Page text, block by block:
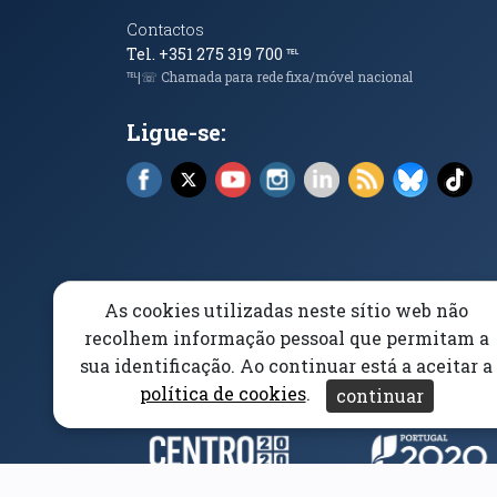
Contactos
Tel. +351 275 319 700 ℡
℡|☏ Chamada para rede fixa/móvel nacional
Ligue-se:
Facebook (abre em nova janela)
X (abre em nova janela)
YouTube (abre em nova janela)
Instagram (abre em nova
LinkedIn (abre em
RSS (abre em
Bluesky
Acessibilidade Aviso/Privacidade Proteção
Parceiros e(abre em nova janela)
As cookies utilizadas neste sítio web não
recolhem informação pessoal que permitam a
sua identificação. Ao continuar está a aceitar a
política de cookies. continuar